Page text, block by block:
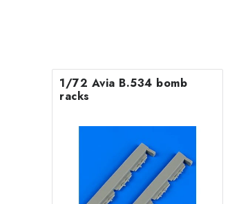
1/72 Avia B.534 bomb
racks